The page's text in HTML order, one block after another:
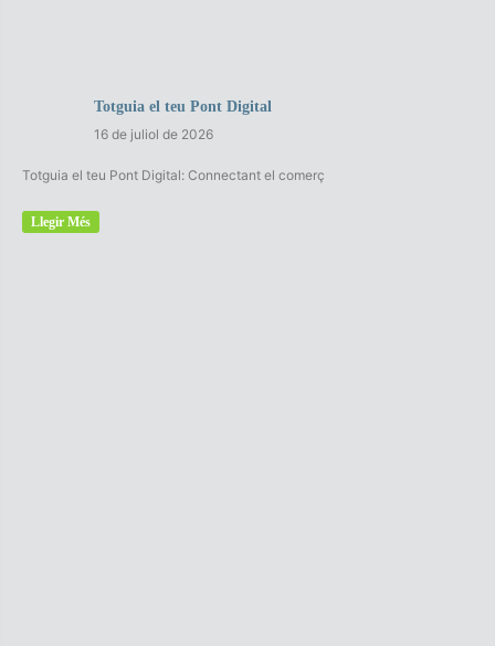
Totguia el teu Pont Digital
16 de juliol de 2026
Totguia el teu Pont Digital: Connectant el comerç
Llegir Més